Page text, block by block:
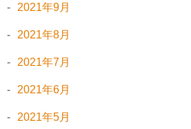
2021年9月
2021年8月
2021年7月
2021年6月
2021年5月